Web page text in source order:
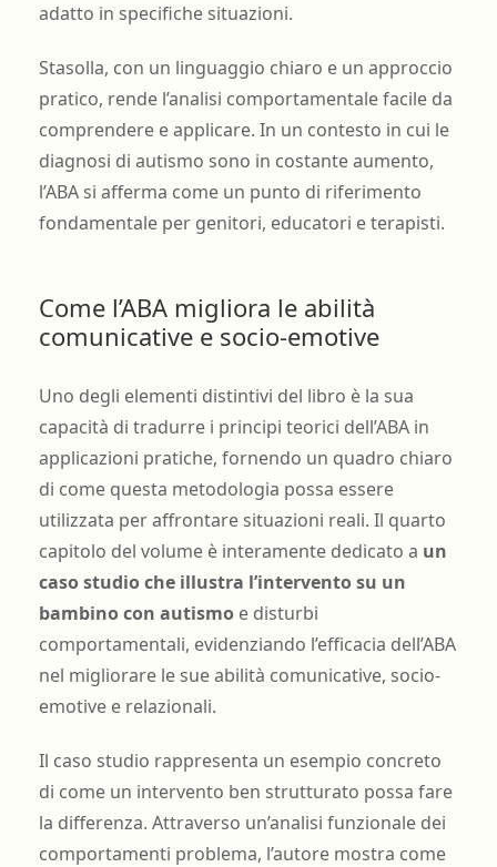
adatto in specifiche situazioni.
Stasolla, con un linguaggio chiaro e un approccio
pratico, rende l’analisi comportamentale facile da
comprendere e applicare. In un contesto in cui le
diagnosi di autismo sono in costante aumento,
l’ABA si afferma come un punto di riferimento
fondamentale per genitori, educatori e terapisti.
Come l’ABA migliora le abilità
comunicative e socio-emotive
Uno degli elementi distintivi del libro è la sua
capacità di tradurre i principi teorici dell’ABA in
applicazioni pratiche, fornendo un quadro chiaro
di come questa metodologia possa essere
utilizzata per affrontare situazioni reali. Il quarto
capitolo del volume è interamente dedicato a un
caso studio che illustra l’intervento su un
bambino con autismoe disturbi
comportamentali, evidenziando l’efficacia dell’ABA
nel migliorare le sue abilità comunicative, socio-
emotive e relazionali.
Il caso studio rappresenta un esempio concreto
di come un intervento ben strutturato possa fare
la differenza. Attraverso un’analisi funzionale dei
comportamenti problema, l’autore mostra come